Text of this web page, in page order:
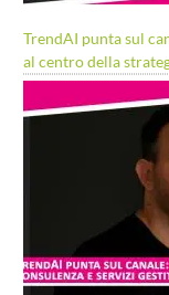
TrendAI punta sul
al centro della